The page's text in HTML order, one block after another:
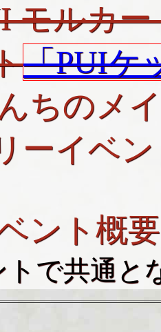
ルカ
「PUIケ
ちのメ
ーイベン
ト概
トで共通と